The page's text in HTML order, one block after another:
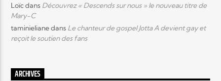
Loïcdans Découvrez « Descends sur nous » le nouveau titre de
Mary-C
taminielianedans Le chanteur de gospel Jotta A devient gay et
reçoit le soutien des fans
ARCHIVES